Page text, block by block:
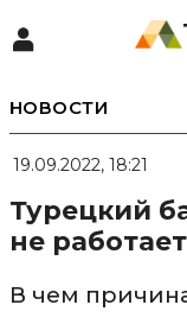
НОВОСТИ
19.09.2022, 18:21
Турецкий
не
В чем